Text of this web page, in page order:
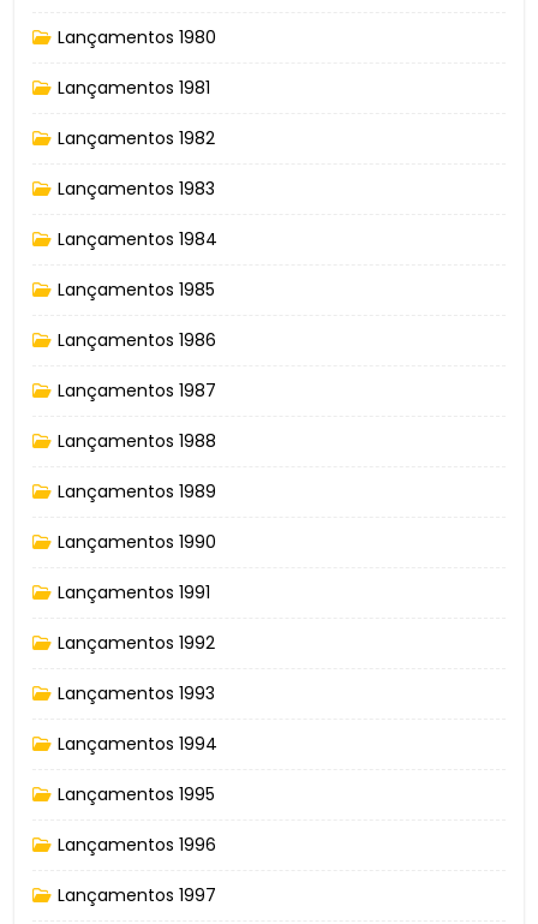
Lançamentos 1980
Lançamentos 1981
Lançamentos 1982
Lançamentos 1983
Lançamentos 1984
Lançamentos 1985
Lançamentos 1986
Lançamentos 1987
Lançamentos 1988
Lançamentos 1989
Lançamentos 1990
Lançamentos 1991
Lançamentos 1992
Lançamentos 1993
Lançamentos 1994
Lançamentos 1995
Lançamentos 1996
Lançamentos 1997